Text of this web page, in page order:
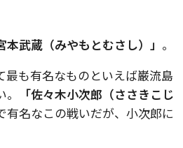
本武蔵（みやもとむさし）」 。
最も有名なものといえば巌流島
「佐々木小次郎（ささきこじ
有名なこの戦いだが、小次郎に